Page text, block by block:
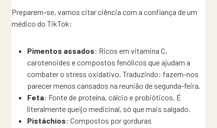
Preparem-se, vamos citar ciência com a confiança de um
médico do TikTok:
Pimentos assados: Ricos em vitamina C,
carotenoides e compostos fenólicos que ajudam a
combater o stress oxidativo. Traduzindo: fazem-nos
parecer menos cansados na reunião de segunda-feira.
Feta: Fonte de proteína, cálcio e probióticos. É
literalmente queijo medicinal, só que mais salgado.
Pistáchios: Compostos por gorduras